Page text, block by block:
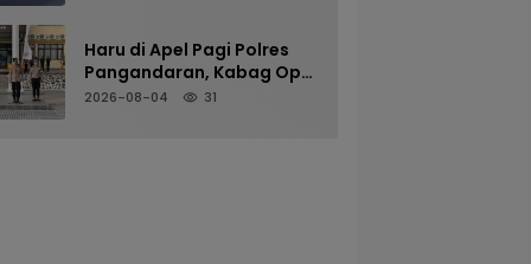
Haru di Apel Pagi Polres
Pangandaran, Kabag Ops
Pamit Jelang Purna Tugas
2026-08-04 31